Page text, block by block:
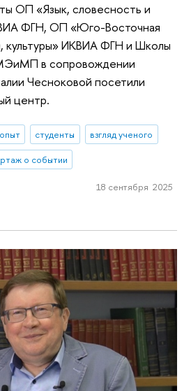
ОП «Язык, словесность и
ФГН, ОП «Юго-Восточная
культуры» ИКВИА ФГН и Школы
в сопровождении
Чесноковой посетили
центр.
студенты
взгляд ученого
о событии
18 сентября 2025